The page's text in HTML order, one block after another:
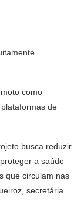
como
de
busca reduzir
a saúde
que circulam nas
secretária